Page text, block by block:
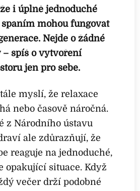
i úplně jednoduché
mohou fungovat
Nejde o žádné
– spíš o vytvoření
jen pro sebe.
myslí, že relaxace
nebo časově náročná.
z Národního ústavu
ale zdůrazňují, že
reaguje na jednoduché,
opakující situace. Když
večer drží podobné